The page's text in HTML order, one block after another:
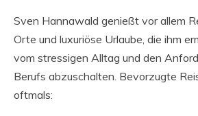
Sven Hannawald genießt vor allem
Orte und luxuriöse Urlaube, die ihm
vom stressigen Alltag und den
Berufs abzuschalten. Bevorzugte
oftmals: